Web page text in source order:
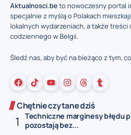
Aktualnosci.beto nowoczesny portal
specjalnie z myślą o Polakach
lokalnych wydarzeniach, a także
codziennego w Belgii.
Śledź nas, aby być na bieżąco z tym,
Chętnie czytane dziś
Techniczne marginesy błędu
pozostają bez...